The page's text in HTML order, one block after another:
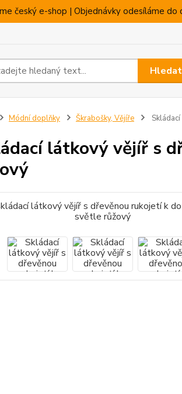
český e-shop | Objednávky odesíláme
Hledat
Módní doplňky Škrabošky, Vějíře
látkový vějíř s